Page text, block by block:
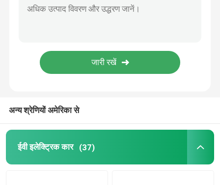
पिकअप ईवी कार
वोक्सवैगन ईवी कार
ईवी लग्जरी कारें
अन्य श्रेणियों अमेरिका से
ईवी इलेक्ट्रिक कार (37)